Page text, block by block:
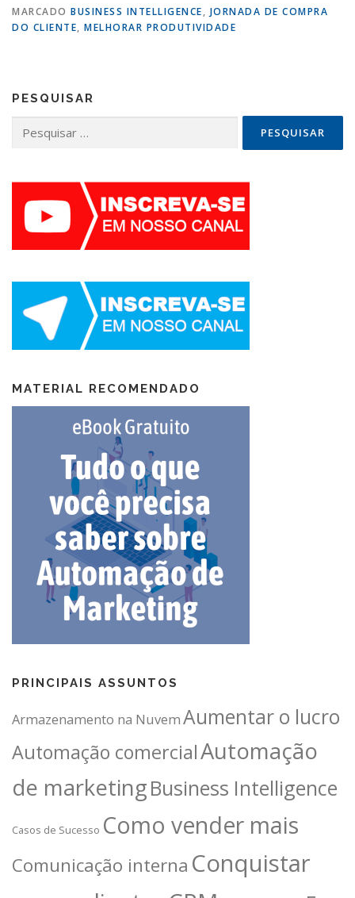
MARCADO BUSINESS INTELLIGENCE, JORNADA DE COMPRA
DO CLIENTE, MELHORAR PRODUTIVIDADE
PESQUISAR
por:
MATERIAL RECOMENDADO
PRINCIPAIS ASSUNTOS
Armazenamento na NuvemAumentar o lucro
Automação comercialAutomação
de marketingBusiness Intelligence
Casos de Sucesso Como vender mais
Comunicação interna Conquistar